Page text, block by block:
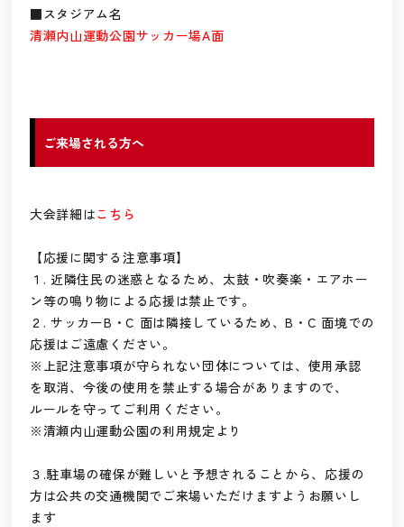
■スタジアム名
清瀬内山運動公園サッカー場A面
ご来場される方へ
大会詳細はこちら
【応援に関する注意事項】
１. 近隣住民の迷惑となるため、太鼓・吹奏楽・エアホー
ン等の鳴り物による応援は禁止です。
２. サッカーB・C 面は隣接しているため、B・C 面境での
応援はご遠慮ください。
※上記注意事項が守られない団体については、使用承認
を取消、今後の使用を禁止する場合がありますので、
ルールを守ってご利用ください。
※清瀬内山運動公園の利用規定より
３.駐車場の確保が難しいと予想されることから、応援の
方は公共の交通機関でご来場いただけますようお願いし
ます